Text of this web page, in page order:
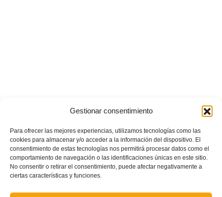
Gestionar consentimiento
Para ofrecer las mejores experiencias, utilizamos tecnologías como las
cookies para almacenar y/o acceder a la información del dispositivo. El
consentimiento de estas tecnologías nos permitirá procesar datos como el
comportamiento de navegación o las identificaciones únicas en este sitio.
No consentir o retirar el consentimiento, puede afectar negativamente a
ciertas características y funciones.
POSTS RECIENTES
Estos son los dos grupos y calendarios de Lliga